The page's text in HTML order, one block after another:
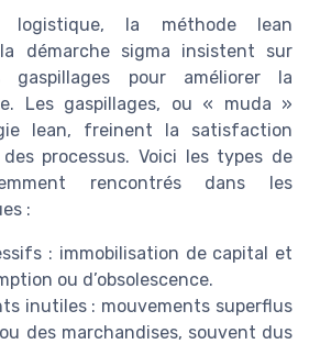
la méthode lean
démarche sigma insistent sur
gaspillages pour améliorer la
Les gaspillages, ou « muda »
lean, freinent la satisfaction
processus. Voici les types de
rencontrés dans les
:
: immobilisation de capital et
ou d’obsolescence.
inutiles : mouvements superflus
des marchandises, souvent dus